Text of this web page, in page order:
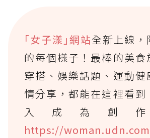
｢女子漾｣網站全新上線，
的每個樣子！最棒的美食
穿搭、娛樂話題、運動健
情分享，都能在這裡看到
入成為創
https://woman.udn.com